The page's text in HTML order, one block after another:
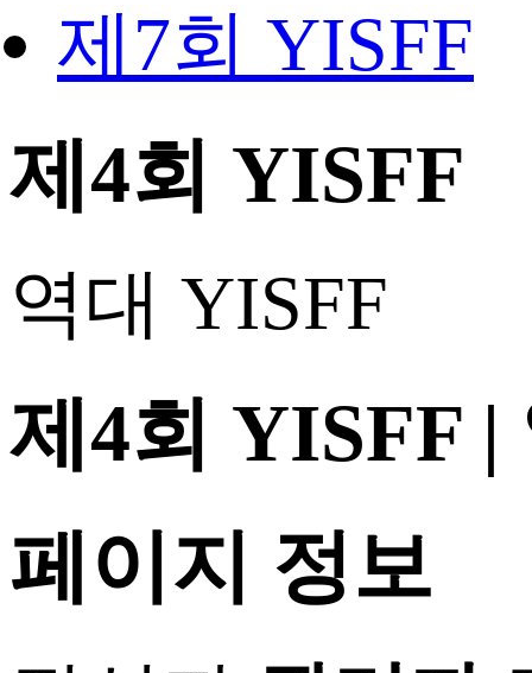
제7회 YISFF
제4회 YISFF
역대 YISFF
제4회 YISFF
페이지 정보